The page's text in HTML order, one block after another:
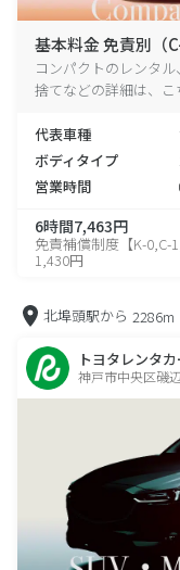
基本料金 免責別（
コンパクトのレンタ
捨てなどの詳細は、こ
代表車種
ボディタイプ
営業時間
6時間7,463円
免責補償制度【K-0,C-
1,430円
北埠頭駅から 2286m
トヨタレンタ
神戸市中央区磯